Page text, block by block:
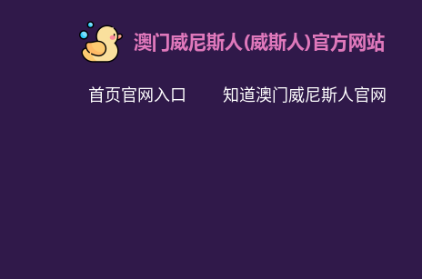
首页官网入口 知道澳门威尼斯人官网